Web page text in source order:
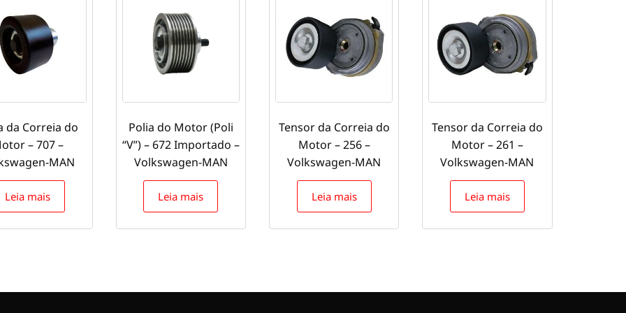
da Correia do
– 707 –
MAN
Leia mais
Polia do Motor (Poli
“V”) – 672 Importado –
Volkswagen-MAN
Leia mais
Tensor da Correia do
Motor – 256 –
Volkswagen-MAN
Leia mais
Tensor da Correia do
Motor – 261 –
Volkswagen-MAN
Leia mais